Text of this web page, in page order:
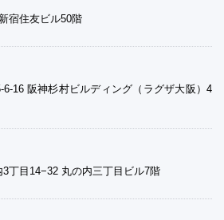
宿住友ビル50階
16 阪神杉村ビルディング（ラグザ大阪）4
丁目14−32 丸の内三丁目ビル7階